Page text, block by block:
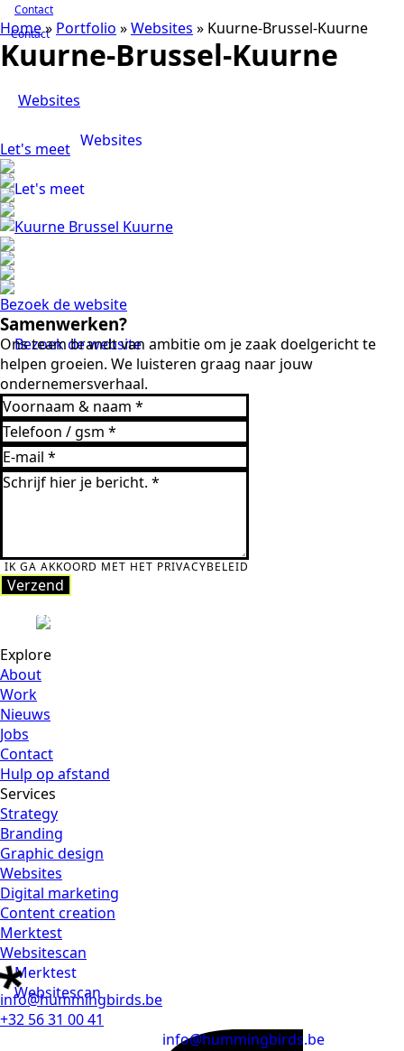
Contact
Contact
Home» Portfolio »Websites » Kuurne-Brussel-Kuurne
Kuurne-Brussel-Kuurne
Websites
Websites
Let's meet
Let's meet
Bezoek de website
Bezoek de website
Samenwerken?
Ons team brandt van ambitie om je zaak doelgericht te
helpen groeien. We luisteren graag naar jouw
ondernemersverhaal.
IK GA AKKOORD MET HET PRIVACYBELEID
Verzend
Verzend
Explore
About
Work
Nieuws
Jobs
Contact
Hulp op afstand
Services
Strategy
Branding
Graphic design
Websites
Digital marketing
Content creation
Merktest
Merktest
Websitescan
Websitescan
info@hummingbirds.be
info@hummingbirds.be
+32 56 31 00 41